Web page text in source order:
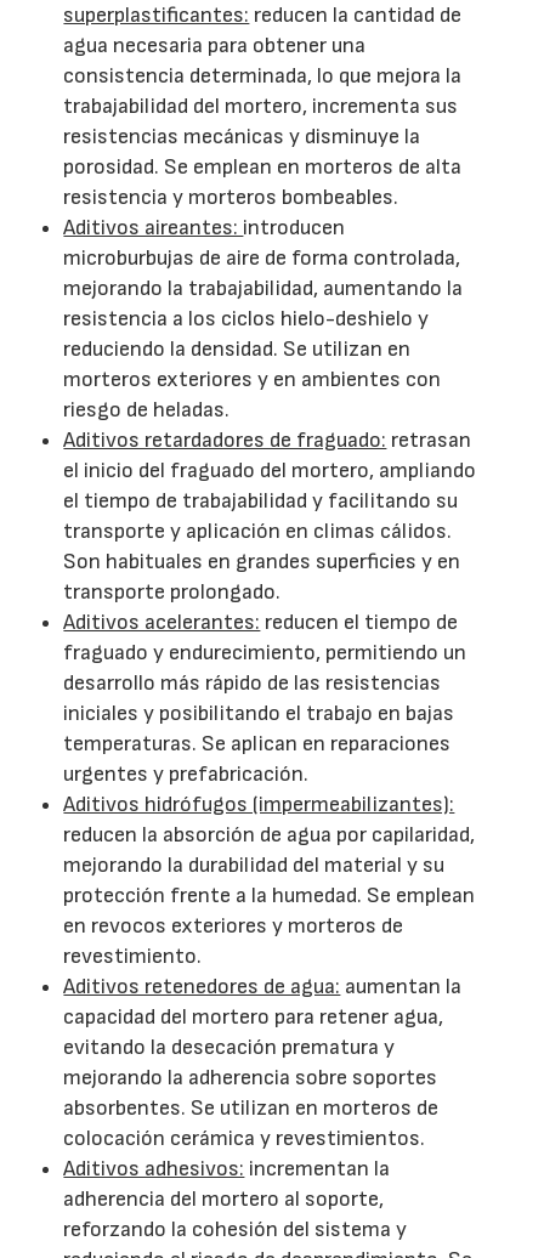
superplastificantes: reducen la cantidad de
agua necesaria para obtener una
consistencia determinada, lo que mejora la
trabajabilidad del mortero, incrementa sus
resistencias mecánicas y disminuye la
porosidad. Se emplean en morteros de alta
resistencia y morteros bombeables.
Aditivos aireantes: introducen
microburbujas de aire de forma controlada,
mejorando la trabajabilidad, aumentando la
resistencia a los ciclos hielo-deshielo y
reduciendo la densidad. Se utilizan en
morteros exteriores y en ambientes con
riesgo de heladas.
Aditivos retardadores de fraguado: retrasan
el inicio del fraguado del mortero, ampliando
el tiempo de trabajabilidad y facilitando su
transporte y aplicación en climas cálidos.
Son habituales en grandes superficies y en
transporte prolongado.
Aditivos acelerantes: reducen el tiempo de
fraguado y endurecimiento, permitiendo un
desarrollo más rápido de las resistencias
iniciales y posibilitando el trabajo en bajas
temperaturas. Se aplican en reparaciones
urgentes y prefabricación.
Aditivos hidrófugos (impermeabilizantes):
reducen la absorción de agua por capilaridad,
mejorando la durabilidad del material y su
protección frente a la humedad. Se emplean
en revocos exteriores y morteros de
revestimiento.
Aditivos retenedores de agua: aumentan la
capacidad del mortero para retener agua,
evitando la desecación prematura y
mejorando la adherencia sobre soportes
absorbentes. Se utilizan en morteros de
colocación cerámica y revestimientos.
Aditivos adhesivos: incrementan la
adherencia del mortero al soporte,
reforzando la cohesión del sistema y